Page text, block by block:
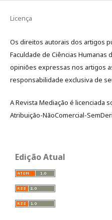
Licença
Os direitos autorais dos artigos
Faculdade de Ciências Humanas
opiniões expressas nos artigos
responsabilidade exclusiva de
A Revista Mediação é licenciada
Atribuição-NãoComercial-
Edição Atual